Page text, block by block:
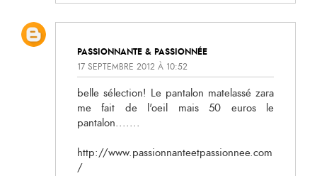
PASSIONNANTE & PASSIONNÉE
17 SEPTEMBRE 2012 À 10:52
belle sélection! Le pantalon matelassé zara
me fait de l'oeil mais 50 euros le
pantalon.......
http://www.passionnanteetpassionnee.com
/